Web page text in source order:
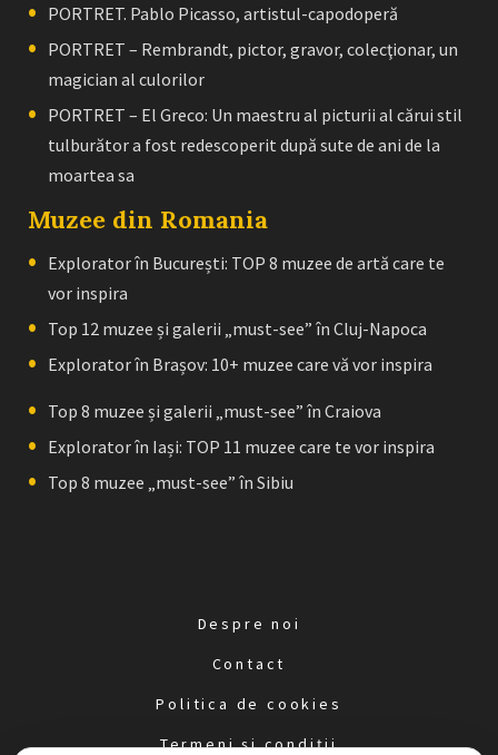
PORTRET. Pablo Picasso, artistul-capodoperă
PORTRET – Rembrandt, pictor, gravor, colecţionar, un
magician al culorilor
PORTRET – El Greco: Un maestru al picturii al cărui stil
tulburător a fost redescoperit după sute de ani de la
moartea sa
Muzee din Romania
Explorator în București: TOP 8 muzee de artă care te
vor inspira
Top 12 muzee și galerii „must-see” în Cluj-Napoca
Explorator în Brașov: 10+ muzee care vă vor inspira
Top 8 muzee și galerii „must-see” în Craiova
Explorator în Iași: TOP 11 muzee care te vor inspira
Top 8 muzee „must-see” în Sibiu
Despre noi
Contact
Politica de cookies
Termeni și condiții